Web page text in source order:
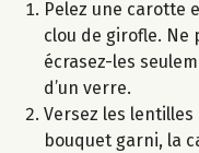
Pelez une carotte
clou de girofle. Ne
écrasez-les
d’un verre.
Versez les
bouquet garni, la